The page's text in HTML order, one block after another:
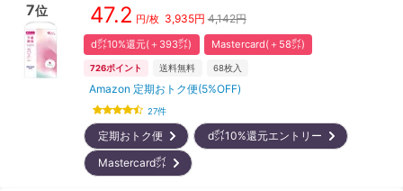
7位 47.2 円/枚 3,935円 4,142円
d㌽10%還元(＋393㌽) Mastercard(＋58㌽)
726ポイント 送料無料 68枚入
Amazon 定期おトク便(5%OFF)
27件
定期おトク便
d㌽10%還元エントリー
Mastercard㌽